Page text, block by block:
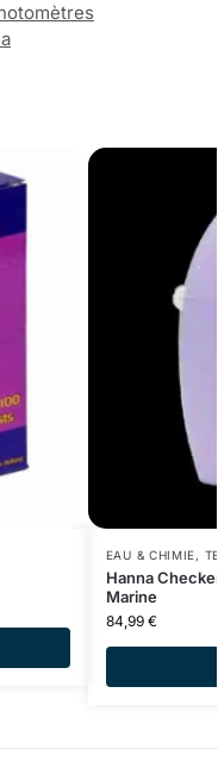
EAU & CHIMIE,
Hanna
Marine
84,99 €